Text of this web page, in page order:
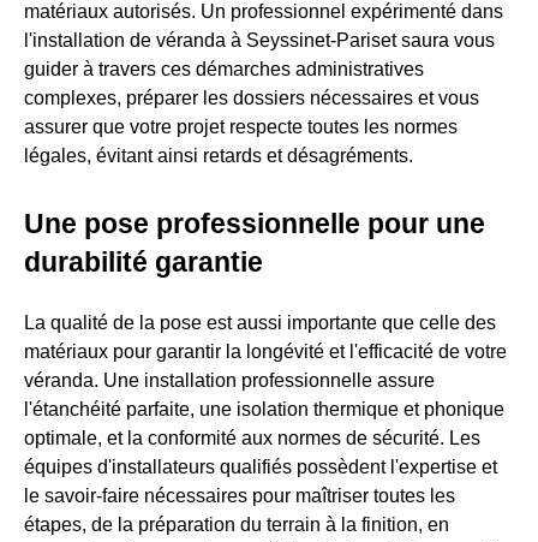
matériaux autorisés. Un professionnel expérimenté dans
l'installation de véranda à Seyssinet-Pariset saura vous
guider à travers ces démarches administratives
complexes, préparer les dossiers nécessaires et vous
assurer que votre projet respecte toutes les normes
légales, évitant ainsi retards et désagréments.
Une pose professionnelle pour une
durabilité garantie
La qualité de la pose est aussi importante que celle des
matériaux pour garantir la longévité et l'efficacité de votre
véranda. Une installation professionnelle assure
l'étanchéité parfaite, une isolation thermique et phonique
optimale, et la conformité aux normes de sécurité. Les
équipes d'installateurs qualifiés possèdent l'expertise et
le savoir-faire nécessaires pour maîtriser toutes les
étapes, de la préparation du terrain à la finition, en